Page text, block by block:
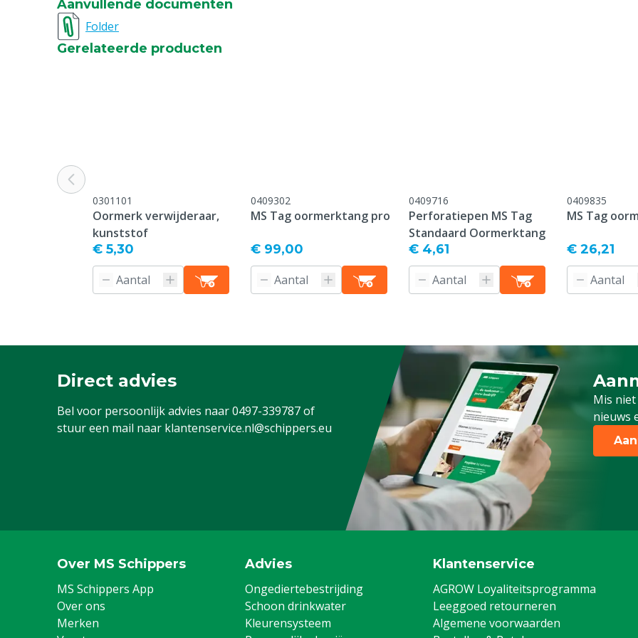
Bedrukking
Type sluiting pin
Kleur
Blauw
Nummerreeks
Aanvullende documenten
Folder
Gerelateerde producten
0301101
Oormerk verwijderaar,
kunststof
€ 5,30
0409302
MS Tag oormerktang pro
€ 99,00
0409716
Perforatiepen MS Tag
Standaard Oormerktang
€ 4,61
0409835
MS Tag
€ 26,21
Direct advies
Bel voor persoonlijk advies naar0497-339787of
stuur een mail naar klantenservice.nl@schippers.eu
Mis
nieuws
Schrijf
Over MS Schippers
MS Schippers App
Over ons
Merken
Advies
Ongediertebestrijding
Schoon drinkwater
Kleurensysteem
Klantenservice
AGROW Loyaliteitsprogramma
Leeggoed retourneren
Algemene voorwaarden